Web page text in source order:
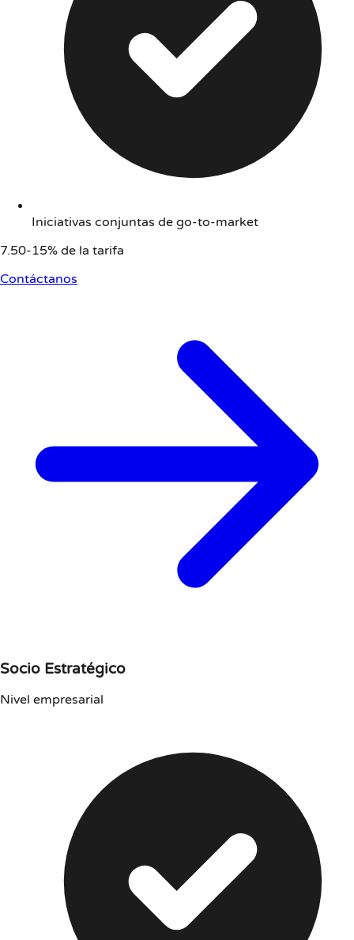
Iniciativas conjuntas de go-to-market
7.50-15% de la tarifa
Contáctanos
Socio Estratégico
Nivel empresarial